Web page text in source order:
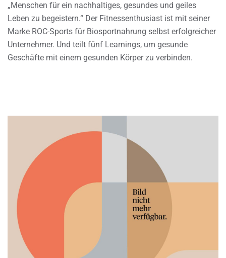
„Menschen für ein nachhaltiges, gesundes und geiles
Leben zu begeistern.“ Der Fitnessenthusiast ist mit seiner
Marke ROC-Sports für Biosportnahrung selbst erfolgreicher
Unternehmer. Und teilt fünf Learnings, um gesunde
Geschäfte mit einem gesunden Körper zu verbinden.